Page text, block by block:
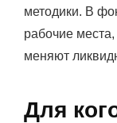
методики. В
рабочие
меняют
Для